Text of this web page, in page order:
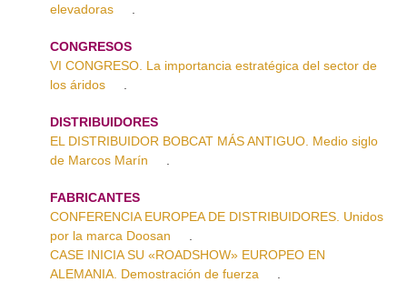
elevadoras
CONGRESOS
VI CONGRESO. La importancia estratégica del sector de
los áridos
DISTRIBUIDORES
EL DISTRIBUIDOR BOBCAT MÁS ANTIGUO. Medio siglo
de Marcos Marín
FABRICANTES
CONFERENCIA EUROPEA DE DISTRIBUIDORES. Unidos
por la marca Doosan
CASE INICIA SU «ROADSHOW» EUROPEO EN
ALEMANIA. Demostración de fuerza